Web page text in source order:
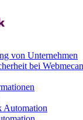
von Unternehmen
bei
Automation